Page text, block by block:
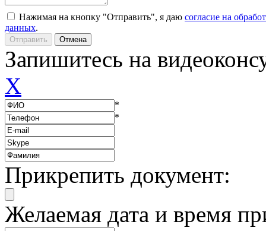
Нажимая на кнопку "Отправить", я даю согласие на
данных.
Запишитесь на
X
*
*
Прикрепить документ:
Желаемая дата и время